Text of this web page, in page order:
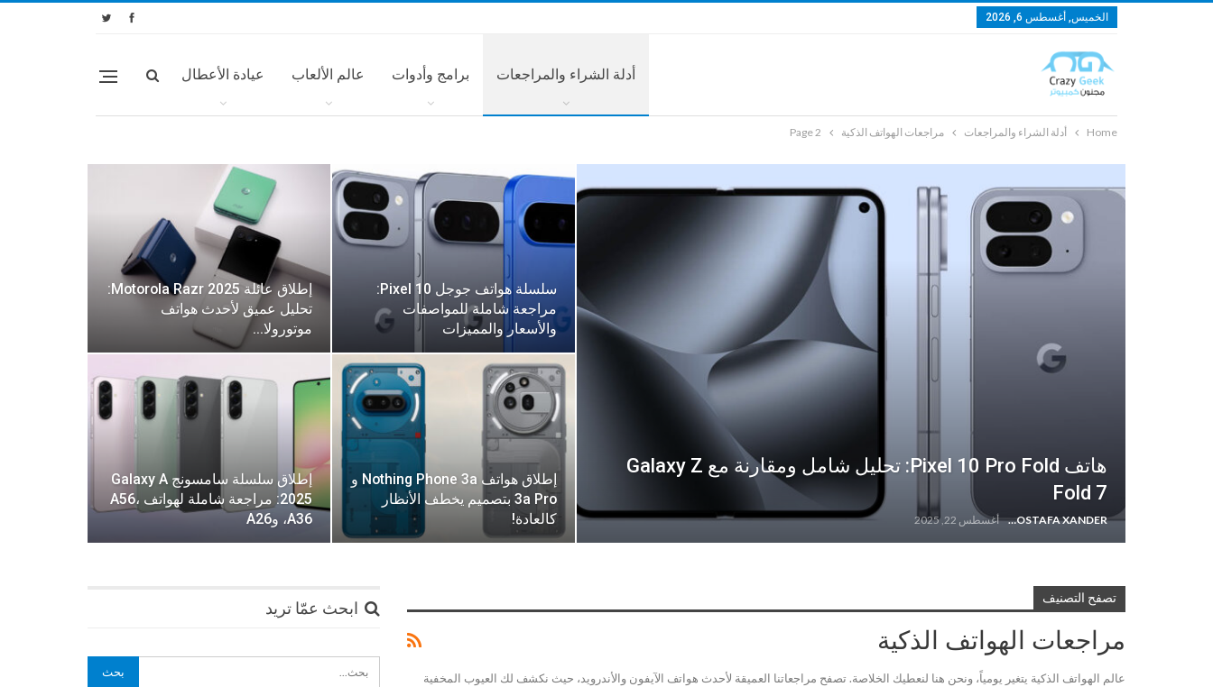
الخميس, أغسطس 6, 2026
أدلة الشراء والمراجعات برامج وأدوات عالم الألعاب عيادة الأعطال
Home أدلة الشراء والمراجعات مراجعات الهواتف الذكية Page 2
هاتف Pixel 10 Pro Fold: تحليل شامل ومقارنة مع Galaxy Z
Fold 7
MOSTAFA XANDER أغسطس 22, 2025
سلسلة هواتف جوجل Pixel 10:
مراجعة شاملة للمواصفات
والأسعار والمميزات
إطلاق عائلة Motorola Razr 2025:
تحليل عميق لأحدث هواتف
موتورولا…
إطلاق هواتف Nothing Phone 3a و
3a Pro بتصميم يخطف الأنظار
كالعادة!
إطلاق سلسلة سامسونج Galaxy A
2025: مراجعة شاملة لهواتف A56،
A36، وA26
تصفح التصنيف
مراجعات الهواتف الذكية
عالم الهواتف الذكية يتغير يومياً، ونحن هنا لنعطيك الخلاصة. تصفح مراجعاتنا العميقة لأحدث هواتف الآيفون والأندرويد، حيث نكشف لك العيوب المخفية
ابحث عمّا تريد